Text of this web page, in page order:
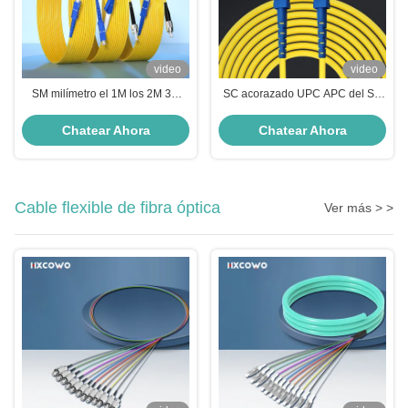
video
SM milímetro el 1M los 2M 3M
de la fibra óptica de la base para
la red de Wifi
Chatear Ahora
video
SC acorazado UPC APC del SC
óptica de FTTH G652D G657A1
G657A2 HXCOWO
Chatear Ahora
Cable flexible de fibra óptica Ver más > >